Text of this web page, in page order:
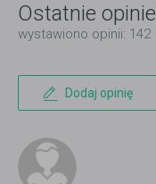
Ostatnie opinie
wystawiono opinii: 142
Dodaj opinię